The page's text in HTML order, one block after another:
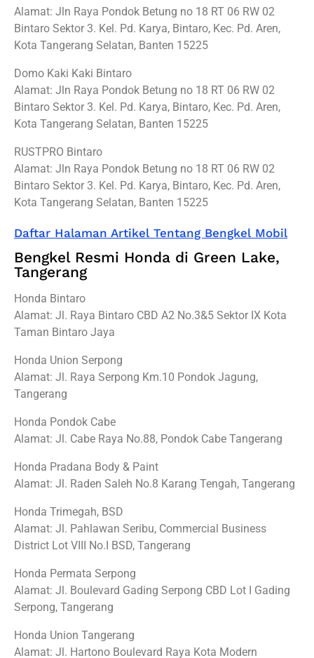
Alamat: Jln Raya Pondok Betung no 18 RT 06 RW 02
Bintaro Sektor 3. Kel. Pd. Karya, Bintaro, Kec. Pd. Aren,
Kota Tangerang Selatan, Banten 15225
Domo Kaki Kaki Bintaro
Alamat: Jln Raya Pondok Betung no 18 RT 06 RW 02
Bintaro Sektor 3. Kel. Pd. Karya, Bintaro, Kec. Pd. Aren,
Kota Tangerang Selatan, Banten 15225
RUSTPRO Bintaro
Alamat: Jln Raya Pondok Betung no 18 RT 06 RW 02
Bintaro Sektor 3. Kel. Pd. Karya, Bintaro, Kec. Pd. Aren,
Kota Tangerang Selatan, Banten 15225
Daftar Halaman Artikel Tentang Bengkel Mobil
Bengkel Resmi Honda di Green Lake,
Tangerang
Honda Bintaro
Alamat: Jl. Raya Bintaro CBD A2 No.3&5 Sektor IX Kota
Taman Bintaro Jaya
Honda Union Serpong
Alamat: Jl. Raya Serpong Km.10 Pondok Jagung,
Tangerang
Honda Pondok Cabe
Alamat: Jl. Cabe Raya No.88, Pondok Cabe Tangerang
Honda Pradana Body & Paint
Alamat: Jl. Raden Saleh No.8 Karang Tengah, Tangerang
Honda Trimegah, BSD
Alamat: Jl. Pahlawan Seribu, Commercial Business
District Lot VIII No.I BSD, Tangerang
Honda Permata Serpong
Alamat: Jl. Boulevard Gading Serpong CBD Lot I Gading
Serpong, Tangerang
Honda Union Tangerang
Alamat: Jl. Hartono Boulevard Raya Kota Modern